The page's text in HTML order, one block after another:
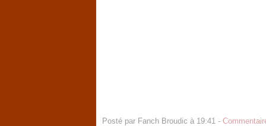
Posté par Fanch Broudic à 19:41 -